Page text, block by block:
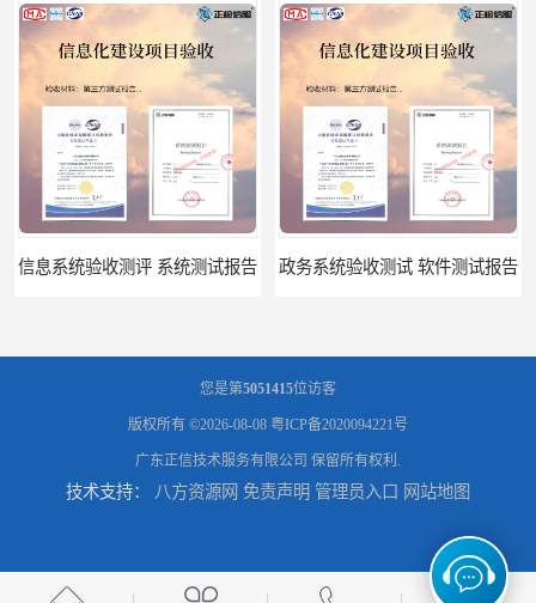
信息系统验收测评 系统测试报告 政务系统验收测试 软件测试报告
软件系统验收测试？软件验收测评的标准及政策依据？软件验收测评服务内容？ 软件确认测试 确认测试报告
您是第5051415位访客
版权所有 ©2026-08-08 粤ICP备2020094221号
广东正信技术服务有限公司 保留所有权利.
技术支持： 八方资源网 免责声明 管理员入口 网站地图